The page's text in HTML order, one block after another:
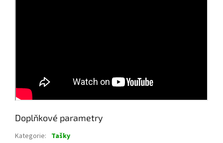
Doplňkové parametry
Kategorie: Tašky